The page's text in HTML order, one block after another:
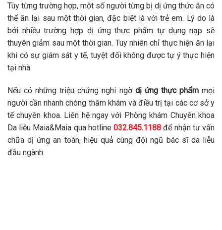
Tùy từng trường hợp, một số người từng bị dị ứng thức ăn có
thể ăn lại sau một thời gian, đặc biệt là với trẻ em. Lý do là
bởi nhiều trường hợp dị ứng thực phẩm tự dụng nạp sẽ
thuyên giảm sau một thời gian. Tuy nhiên chỉ thực hiện ăn lại
khi có sự giám sát y tế, tuyệt đối không được tự ý thực hiện
tại nhà.
Nếu có những triệu chứng nghi ngờ dị ứng thực phẩmmọi
người cần nhanh chóng thăm khám và điều trị tại các cơ sở y
tế chuyên khoa. Liên hệ ngay với Phòng khám Chuyên khoa
Da liễu Maia&Maia qua hotline032.845.1188để nhận tư vấn
chữa dị ứng an toàn, hiệu quả cùng đội ngũ bác sĩ da liễu
đầu ngành.